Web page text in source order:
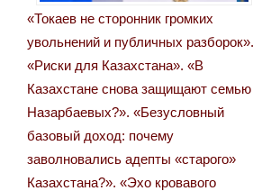
«Токаев не сторонник громких
увольнений и публичных разборок».
«Риски для Казахстана». «В
Казахстане снова защищают семью
Назарбаевых?». «Безусловный
базовый доход: почему
заволновались адепты «старого»
Казахстана?». «Эхо кровавого